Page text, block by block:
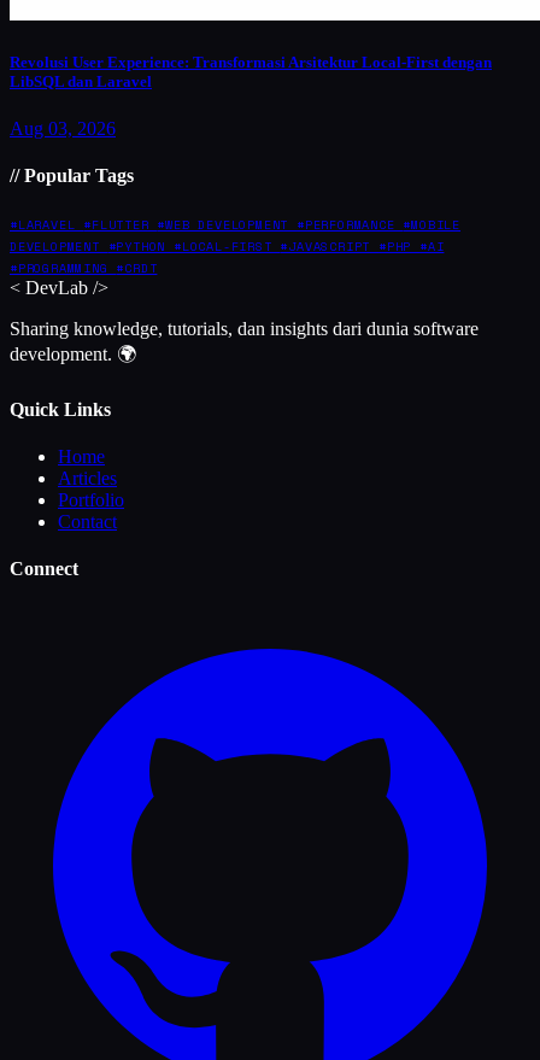
Revolusi User Experience: Transformasi Arsitektur Local-First dengan
LibSQL dan Laravel
Aug 03, 2026
// Popular Tags
#LARAVEL #FLUTTER #WEB DEVELOPMENT #PERFORMANCE #MOBILE
DEVELOPMENT #PYTHON #LOCAL-FIRST #JAVASCRIPT #PHP #AI
#PROGRAMMING #CRDT
< DevLab />
Sharing knowledge, tutorials, dan insights dari dunia software
development. 🌍
Quick Links
Home
Articles
Portfolio
Contact
Connect